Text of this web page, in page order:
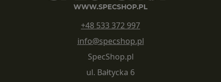
+48 533 372 997
info@specshop.pl
SpecShop.pl
ul. Bałtycka 6